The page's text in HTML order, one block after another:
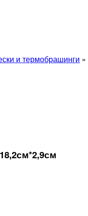
и термобрашинги »